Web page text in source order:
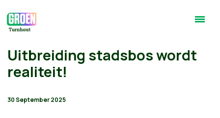
Uitbreiding stadsbos wordt
realiteit!
30 September 2025